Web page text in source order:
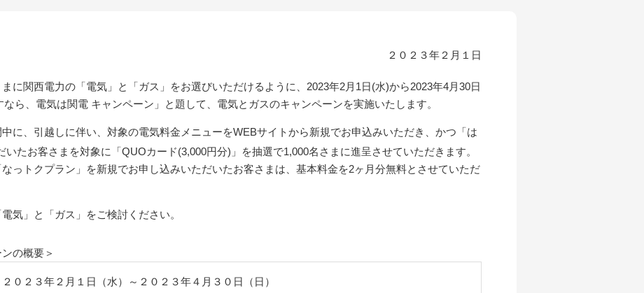
２０２３年２月１日
に関西電力の「電気」と「ガス」をお選びいただけるように、2023年2月1日(水)から2023年4月30日
ら、電気は関電 キャンペーン」と題して、電気とガスのキャンペーンを実施いたします。
に、引越しに伴い、対象の電気料金メニューをWEBサイトから新規でお申込みいただき、かつ「は
いたお客さまを対象に「QUOカード(3,000円分)」を抽選で1,000名さまに進呈させていただきます。
っトクプラン」を新規でお申し込みいただいたお客さまは、基本料金を2ヶ月分無料とさせていただ
気」と「ガス」をご検討ください。
の概要＞
２０２３年２月１日（水）～２０２３年４月３０日（日）